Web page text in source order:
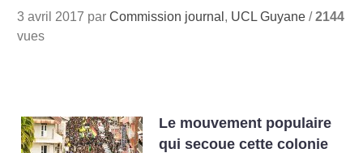
3 avril 2017 parCommission journal , UCL Guyane /2144
vues
Le mouvement populaire
qui secoue cette colonie